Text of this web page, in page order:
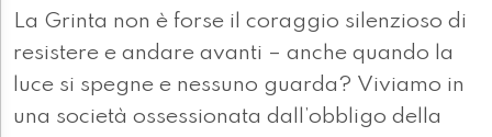
La Grinta non è forse il coraggio silenzioso di
resistere e andare avanti – anche quando la
luce si spegne e nessuno guarda? Viviamo in
una società ossessionata dall’obbligo della